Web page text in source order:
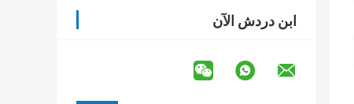
ابن دردش الآن